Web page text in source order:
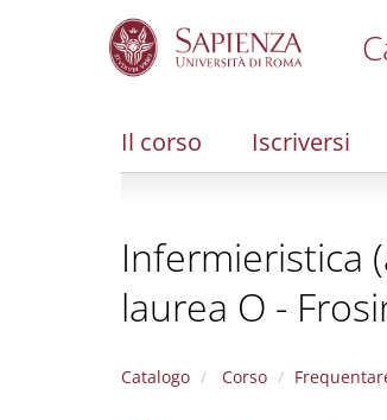
Il corso Iscriversi
Infermieristica
laurea O -
Catalogo Corso